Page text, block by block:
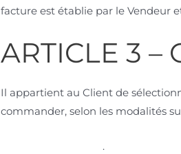
facture est établie par le Vendeur
ARTICLE 3
Il appartient au Client de
commander, selon les modalités
.